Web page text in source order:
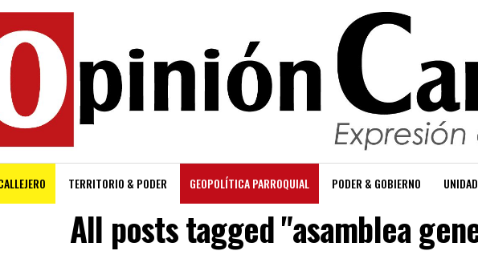
TERRITORIO & PODER GEOPOLÍTICA PARROQUIAL PODER & GOBIERNO
All posts tagged "asamblea